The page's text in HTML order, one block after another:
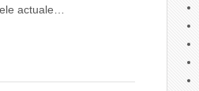
actuale…